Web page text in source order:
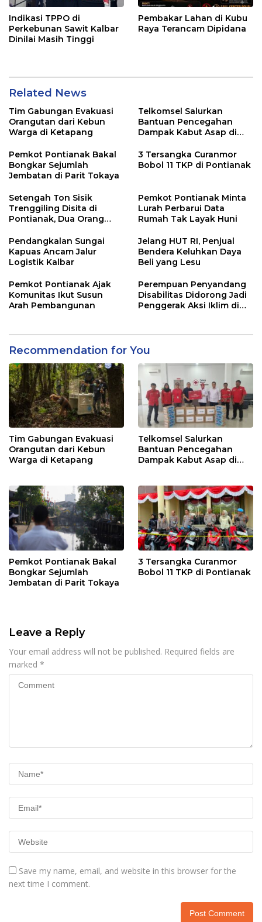
Indikasi TPPO di
Perkebunan Sawit Kalbar
Dinilai Masih Tinggi
Pembakar Lahan di Kubu
Raya Terancam Dipidana
Related News
Tim Gabungan Evakuasi
Orangutan dari Kebun
Warga di Ketapang
Telkomsel Salurkan
Bantuan Pencegahan
Dampak Kabut Asap di
Pemkot Pontianak Bakal
Bongkar Sejumlah
Jembatan di Parit Tokaya
3 Tersangka Curanmor
Bobol 11 TKP di Pontianak
Setengah Ton Sisik
Trenggiling Disita di
Pontianak, Dua Orang
Pemkot Pontianak Minta
Lurah Perbarui Data
Rumah Tak Layak Huni
Pendangkalan Sungai
Kapuas Ancam Jalur
Logistik Kalbar
Jelang HUT RI, Penjual
Bendera Keluhkan Daya
Beli yang Lesu
Pemkot Pontianak Ajak
Komunitas Ikut Susun
Arah Pembangunan
Perempuan Penyandang
Disabilitas Didorong Jadi
Penggerak Aksi Iklim di
Recommendation for You
Tim Gabungan Evakuasi
Orangutan dari Kebun
Warga di Ketapang
Telkomsel Salurkan
Bantuan Pencegahan
Dampak Kabut Asap di
Pemkot Pontianak Bakal
Bongkar Sejumlah
Jembatan di Parit Tokaya
3 Tersangka Curanmor
Bobol 11 TKP di Pontianak
Leave a Reply
Your email address will not be published. Required fields are
marked *
Save my name, email, and website in this browser for the
next time I comment.